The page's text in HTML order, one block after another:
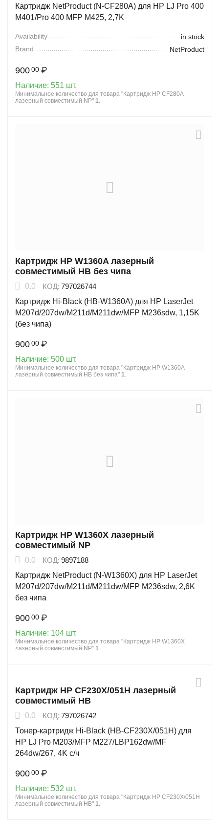
Картридж NetProduct (N-CF280A) для HP LJ Pro 400
M401/Pro 400 MFP M425, 2,7K
Availability
in stock
Brand
NetProduct
900 00 ₽
Наличие: 551 шт.
Минимальное количество для товара "Картридж HP CF280A
лазерный совместимый NP" 1.
Картридж HP W1360A лазерный
совместимый HB без чипа
0.0 КОД: 797026744
Картридж Hi-Black (HB-W1360A) для HP LaserJet
M207d/207dw/M211d/M211dw/MFP M236sdw, 1,15K
(без чипа)
900 00 ₽
Наличие: 500 шт.
Минимальное количество для товара "Картридж HP W1360A
лазерный совместимый HB без чипа" 1.
Картридж HP W1360X лазерный
совместимый NP
0.0 КОД: 9897188
Картридж NetProduct (N-W1360X) для HP LaserJet
M207d/207dw/M211d/M211dw/MFP M236sdw, 2,6K
без чипа
900 00 ₽
Наличие: 104 шт.
Минимальное количество для товара "Картридж HP W1360X
лазерный совместимый NP" 1.
Картридж HP CF230X/051H лазерный
совместимый HB
0.0 КОД: 797026742
Тонер-картридж Hi-Black (HB-CF230X/051H) для
HP LJ Pro M203/MFP M227/LBP162dw/MF
264dw/267, 4K с/ч
900 00 ₽
Наличие: 532 шт.
Минимальное количество для товара "Картридж HP CF230X/051H
лазерный совместимый HB" 1.